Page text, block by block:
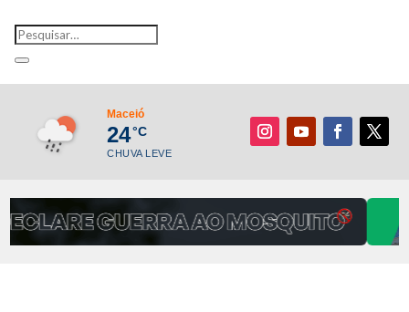
Maceió
24°C
CHUVA LEVE